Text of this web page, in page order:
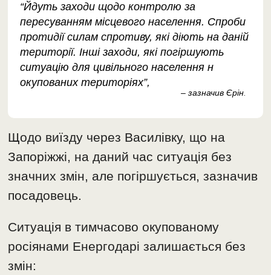
“Йдуть заходи щодо контролю за
пересуванням місцевого населення. Спроби
протидії силам спротиву, які діють на даній
території. Інші заходи, які погіршують
ситуацію для цивільного населення н
окупованих територіях”,
– зазначив Єрін.
Щодо виїзду через Василівку, що на
Запоріжжі, на даний час ситуація без
значних змін, але погіршується, зазначив
посадовець.
Ситуація в тимчасово окупованому
росіянами Енергодарі залишається без
змін: